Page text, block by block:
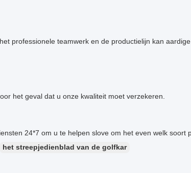
professionele teamwerk en de productielijn kan
het geval dat u onze kwaliteit moet verzekeren.
24*7 om u te helpen slove om het even welk soort
het streepjedienblad van de golfkar